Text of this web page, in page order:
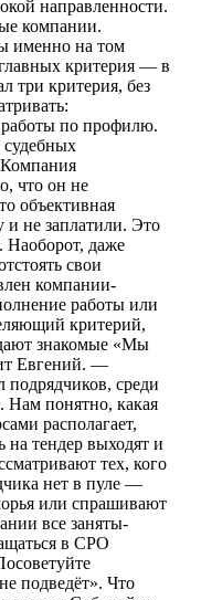
направленности.
компании.
именно на том
критерия — в
три критерия, без
по профилю.
судебных
что он не
объективная
и не заплатили. Это
Наоборот, даже
свои
компании-
работы или
критерий,
знакомые «Мы
Евгений. —
среди
Нам понятно, какая
располагает,
на тендер выходят и
тех, кого
нет в пуле —
или спрашивают
все заняты-
в СРО
подведёт». Что